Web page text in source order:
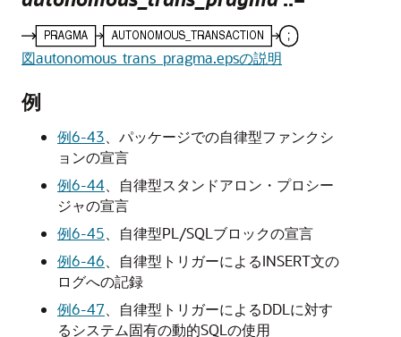
図autonomous_trans_pragma.epsの説明
例
例6-43、 パッケージでの自律型ファンクシ
ョンの宣言
例6-44、 自律型スタンドアロン・プロシー
ジャの宣言
例6-45、 自律型PL/SQLブロックの宣言
例6-46、 自律型トリガーによるINSERT文の
ログへの記録
例6-47、 自律型トリガーによるDDLに対す
るシステム固有の動的SQLの使用